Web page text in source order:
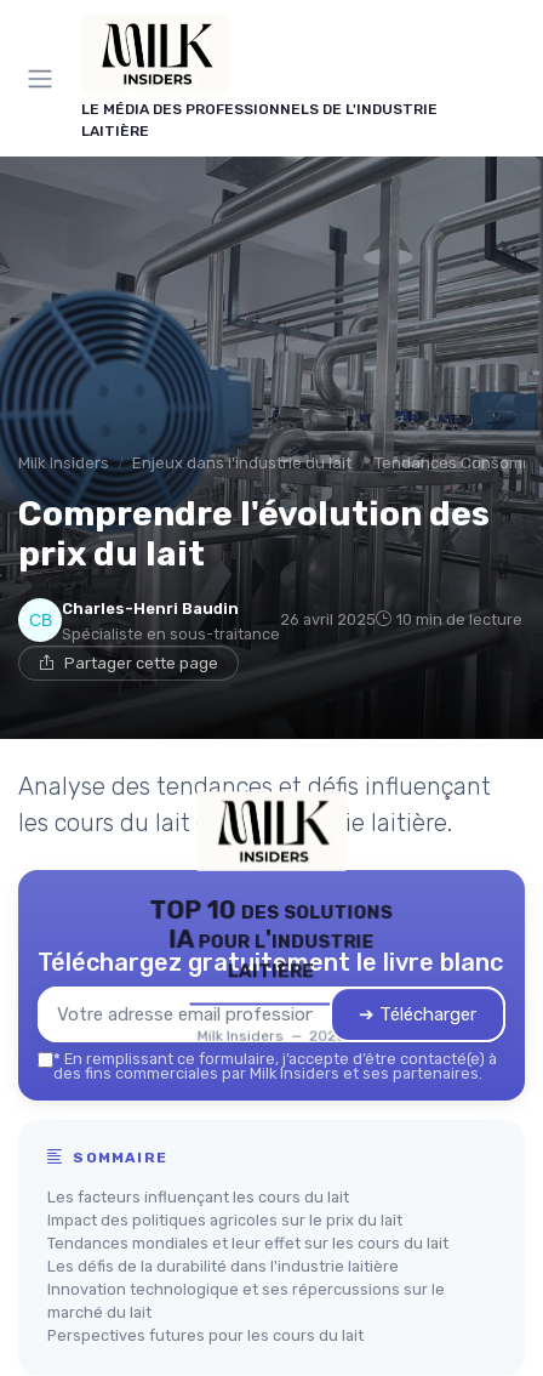
LE MÉDIA DES PROFESSIONNELS DE L'INDUSTRIE
LAITIÈRE
Milk Insiders Enjeux dans l'industrie du lait Tendances
Comprendre l'évolution des
prix du lait
Charles-Henri Baudin
Spécialiste en sous-traitance
26 avril 2025 10 min de lecture
Partager cette page
Analyse des tendances et défis influençant
les cours du lait dans l'industrie laitière.
TOP 10 des solutions
IA pour l'industrie
laitière
Milk Insiders — 2026
Téléchargez gratuitement le livre blanc
➔ Télécharger
* En remplissant ce formulaire, j’accepte d’être contacté(e) à
des fins commerciales par Milk Insiders et ses partenaires.
SOMMAIRE
Les facteurs influençant les cours du lait
Impact des politiques agricoles sur le prix du lait
Tendances mondiales et leur effet sur les cours du lait
Les défis de la durabilité dans l'industrie laitière
Innovation technologique et ses répercussions sur le
marché du lait
Perspectives futures pour les cours du lait